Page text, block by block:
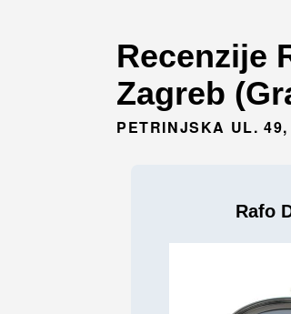
Recenzije
Zagreb
PETRINJSKA UL.
Rafo